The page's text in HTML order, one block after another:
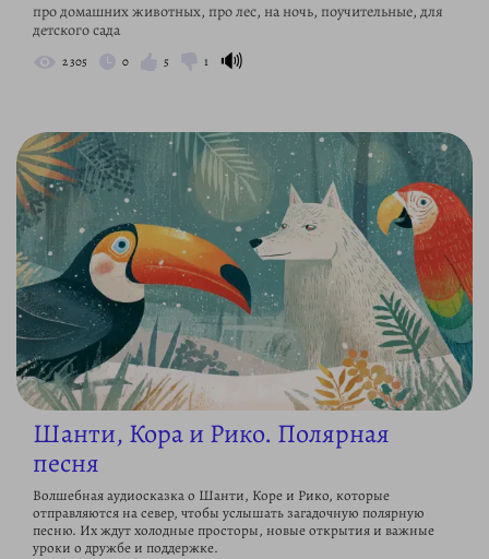
про домашних животных, про лес, на ночь, поучительные, для
детского сада
2 305 0 5 1 🔊
Шанти, Кора и Рико. Полярная
песня
Волшебная аудиосказка о Шанти, Коре и Рико, которые
отправляются на север, чтобы услышать загадочную полярную
песню. Их ждут холодные просторы, новые открытия и важные
уроки о дружбе и поддержке.